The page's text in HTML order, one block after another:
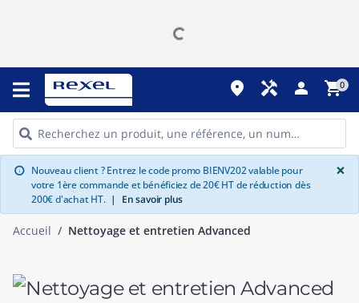
place handyman person shopping_cart0
info Nouveau client ? Entrez le code promo BIENV202 valable pour
votre 1ère commande et bénéficiez de 20€ HT de réduction dès
200€ d'achat HT. | En savoir plus
×
Accueil Nettoyage et entretien Advanced